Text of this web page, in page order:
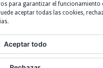
para garantizar el funcionamiento
aceptar todas las cookies,
Aceptar todo